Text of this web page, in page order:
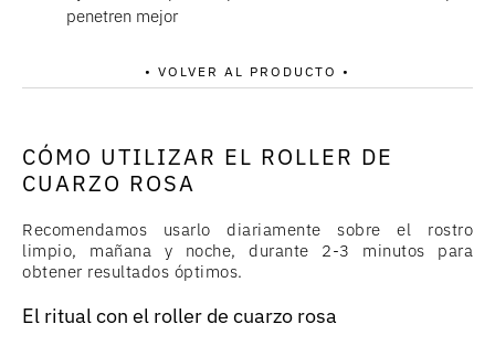
penetren mejor
• VOLVER AL PRODUCTO •
CÓMO UTILIZAR EL ROLLER DE
CUARZO ROSA
Recomendamos usarlo diariamente sobre el rostro
limpio, mañana y noche, durante 2-3 minutos para
obtener resultados óptimos.
El ritual con el roller de cuarzo rosa